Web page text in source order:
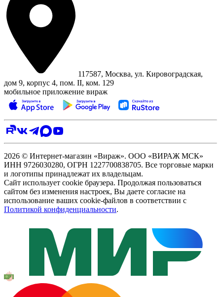
117587, Москва, ул. Кировоградская,
дом 9, корпус 4, пом. II, ком. 129
мобильное приложение вираж
2026 © Интернет-магазин «Вираж». ООО «ВИРАЖ МСК»
ИНН 9726030280, ОГРН 1227700838705. Все торговые марки
и логотипы принадлежат их владельцам.
Сайт использует cookie браузера. Продолжая пользоваться
сайтом без изменения настроек, Вы даете согласие на
использование ваших cookie-файлов в соответствии с
Политикой конфиденциальности.